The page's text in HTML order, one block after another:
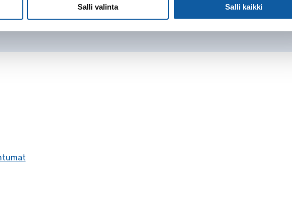
Salli valinta Salli kaikki